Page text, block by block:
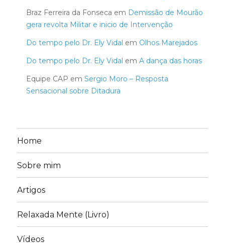
Braz Ferreira da Fonseca em Demissão de Mourão
gera revolta Militar e inicio de Intervenção
Do tempo pelo Dr. Ely Vidal em Olhos Marejados
Do tempo pelo Dr. Ely Vidal em A dança das horas
Equipe CAP em Sergio Moro – Resposta
Sensacional sobre Ditadura
Home
Sobre mim
Artigos
Relaxada Mente (Livro)
Vídeos